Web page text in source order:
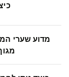
מדוע שערי